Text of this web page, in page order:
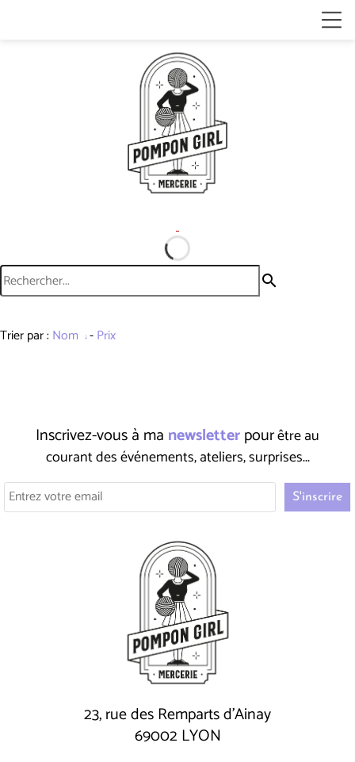
search
Trier par : Nom -Prix
Inscrivez-vous à ma newsletterpourêtre au
courant des événements, ateliers, surprises...
23, rue des Remparts d'Ainay
69002 LYON